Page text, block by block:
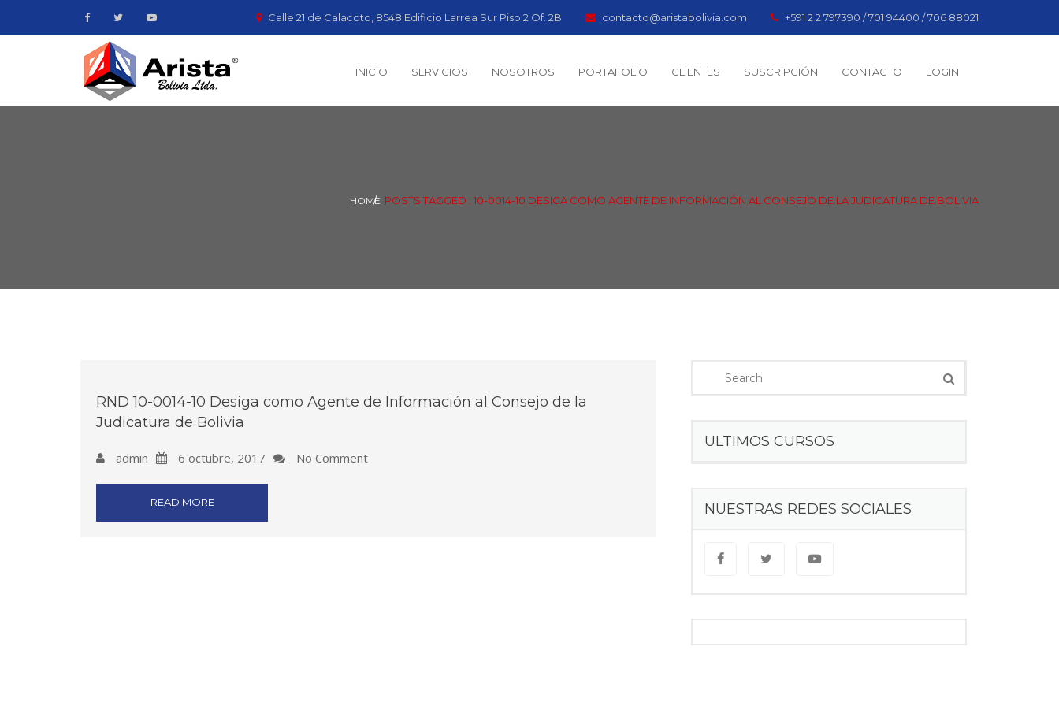
Calle 21 de Calacoto, 8548 Edificio Larrea Sur Piso 2 Of. 2B contacto@aristabolivia.com +591 2 2 797390 / 701 94400 / 706 88021
INICIO SERVICIOS NOSOTROS PORTAFOLIO CLIENTES SUSCRIPCIÓN CONTACTO LOGIN
HOME POSTS TAGGED : 10-0014-10 DESIGA COMO AGENTE DE INFORMACIÓN AL CONSEJO DE LA JUDICATURA DE BOLIVIA
RND 10-0014-10 Desiga como Agente de Información al Consejo de la
Judicatura de Bolivia
admin 6 octubre, 2017 No Comment
READ MORE
ULTIMOS CURSOS
NUESTRAS REDES SOCIALES